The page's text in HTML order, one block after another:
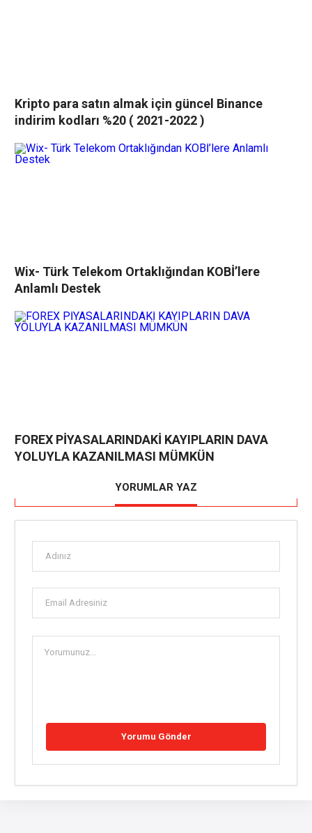
Kripto para satın almak için güncel Binance
indirim kodları %20 ( 2021-2022 )
Wix- Türk Telekom Ortaklığından KOBİ’lere
Anlamlı Destek
FOREX PİYASALARINDAKİ KAYIPLARIN DAVA
YOLUYLA KAZANILMASI MÜMKÜN
YORUMLAR YAZ